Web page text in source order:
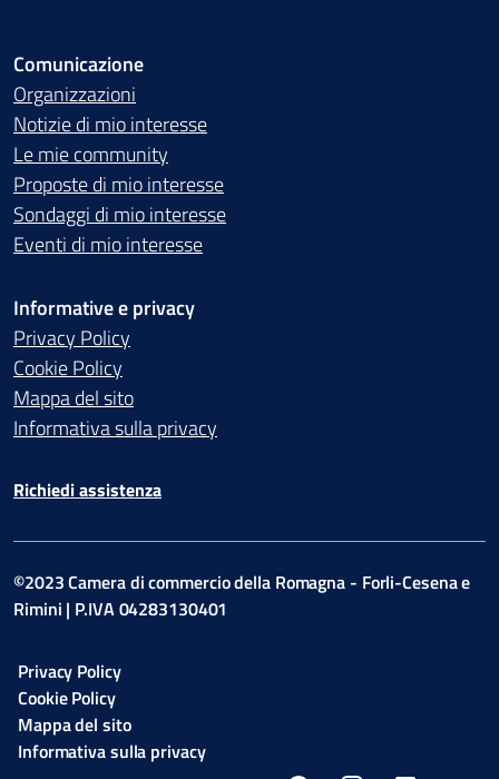
Comunicazione
Organizzazioni
Notizie di mio interesse
Le mie community
Proposte di mio interesse
Sondaggi di mio interesse
Eventi di mio interesse
Informative e privacy
Privacy Policy
Cookie Policy
Mappa del sito
Informativa sulla privacy
Richiedi assistenza
©2023 Camera di commercio della Romagna - Forli-Cesena e
Rimini | P.IVA 04283130401
Privacy Policy
Cookie Policy
Mappa del sito
Informativa sulla privacy